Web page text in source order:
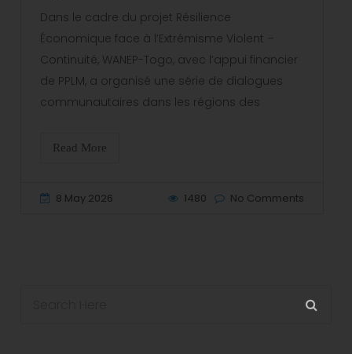
Dans le cadre du projet Résilience
Économique face à l’Extrémisme Violent –
Continuité, WANEP-Togo, avec l’appui financier
de PPLM, a organisé une série de dialogues
communautaires dans les régions des
Read More
8 May 2026 1480 No Comments